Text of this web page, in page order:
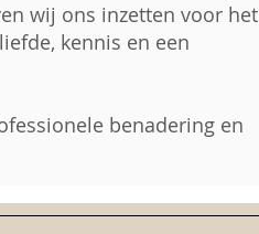
wij ons inzetten voor het
kennis en een
benadering en